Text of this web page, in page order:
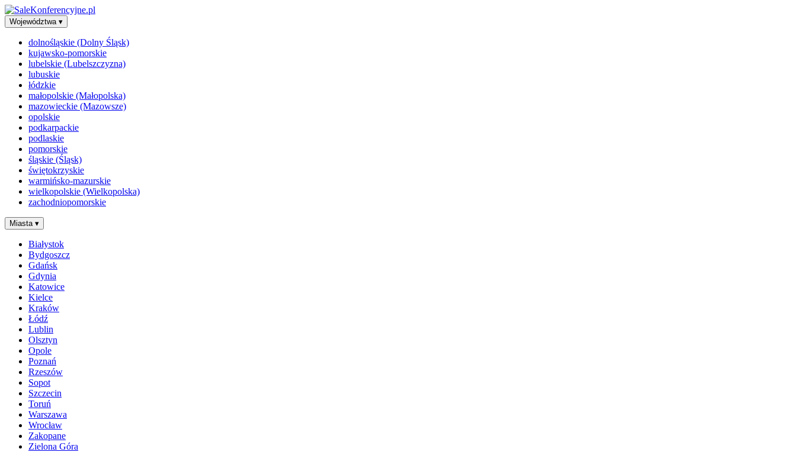
Województwa ▾
dolnośląskie (Dolny Śląsk)
kujawsko-pomorskie
lubelskie (Lubelszczyzna)
lubuskie
łódzkie
małopolskie (Małopolska)
mazowieckie (Mazowsze)
opolskie
podkarpackie
podlaskie
pomorskie
śląskie (Śląsk)
świętokrzyskie
warmińsko-mazurskie
wielkopolskie (Wielkopolska)
zachodniopomorskie
Miasta ▾
Białystok
Bydgoszcz
Gdańsk
Gdynia
Katowice
Kielce
Kraków
Łódź
Lublin
Olsztyn
Opole
Poznań
Rzeszów
Sopot
Szczecin
Toruń
Warszawa
Wrocław
Zakopane
Zielona Góra